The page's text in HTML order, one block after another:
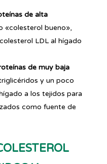
de alta
«colesterol bueno»,
LDL al hígado
de muy baja
y un poco
a los tejidos para
como fuente de